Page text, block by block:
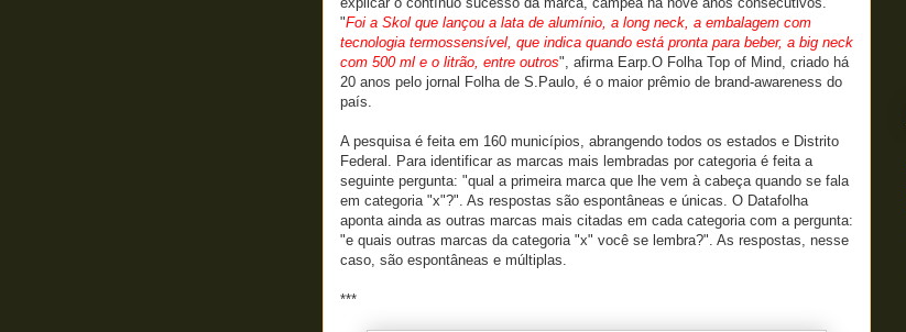
"Foi a Skol que lançou a lata de alumínio, a long neck, a embalagem com
tecnologia termossensível, que indica quando está pronta para beber, a big neck
com 500 ml e o litrão, entre outros", afirma Earp.O Folha Top of Mind, criado há
20 anos pelo jornal Folha de S.Paulo, é o maior prêmio de brand-awareness do
país.
A pesquisa é feita em 160 municípios, abrangendo todos os estados e Distrito
Federal. Para identificar as marcas mais lembradas por categoria é feita a
seguinte pergunta: "qual a primeira marca que lhe vem à cabeça quando se fala
em categoria "x"?". As respostas são espontâneas e únicas. O Datafolha
aponta ainda as outras marcas mais citadas em cada categoria com a pergunta:
"e quais outras marcas da categoria "x" você se lembra?". As respostas, nesse
caso, são espontâneas e múltiplas.
***